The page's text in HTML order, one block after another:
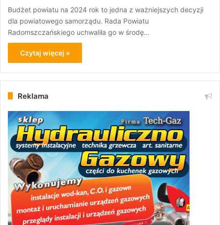
Budżet powiatu na 2024 rok to jedna z ważniejszych decyzji
dla powiatowego samorządu. Rada Powiatu
Radomszczańskiego uchwaliła go w środę…
Czytaj więcej »
Reklama